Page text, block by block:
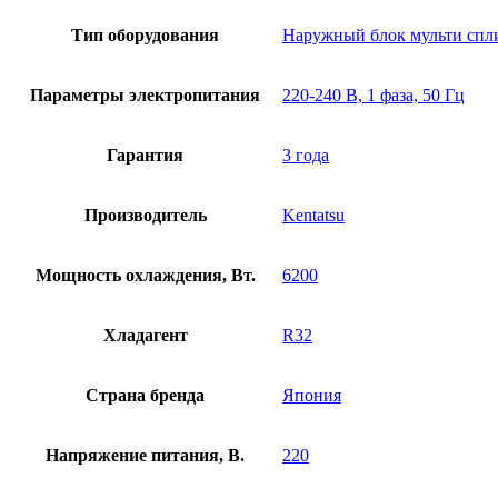
Тип оборудования Наружный блок мульти
Параметры электропитания 220-240 В, 1 фаза, 50 Гц
Гарантия 3 года
Производитель Kentatsu
Мощность охлаждения, Вт. 6200
Хладагент R32
Страна бренда Япония
Напряжение питания, В. 220